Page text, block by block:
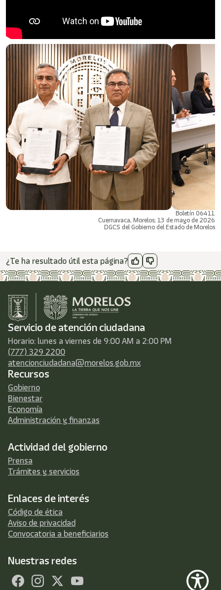
Boletín 06411
Cuernavaca, Morelos; 13 de mayo de 2026
DGCS del Gobierno del Estado de Morelos
¿Te ha resultado útil esta página?
Servicio de atención ciudadana
Horario: lunes a viernes de 9:00 AM a 2:00 PM
(777) 329 2200
atencionciudadana@morelos.gob.mx
Recursos
Gobierno
Bienestar
Economía
Administración y finanzas
Actividad del gobierno
Prensa
Trámites y servicios
Enlaces de interés
Código de ética
Aviso de privacidad
Convocatoria a beneficiarios
Nuestras redes